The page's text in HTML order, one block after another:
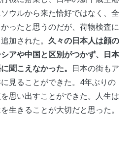
ウルから来た恰好ではなく、全
ったと思うのだが、荷物検査に
加された。 久々の日本人は顔の
アや中国と区別がつかず、日本
聞こえなかった。
日本の街もア
見ることができた。4年ぶりの
思い出すことができた。人生は
生きることが大切だと思った。